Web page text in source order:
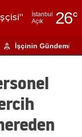
İstanbul
Açık
26°
Adıyaman
Ağrı
Ankara
İşçinin Gündemi